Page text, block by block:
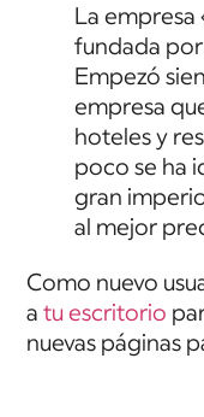
La empresa
fundada
Empezó
empresa
hoteles y
poco se ha
gran
al mejor
Como nuevo
atu escritorio
nuevas páginas